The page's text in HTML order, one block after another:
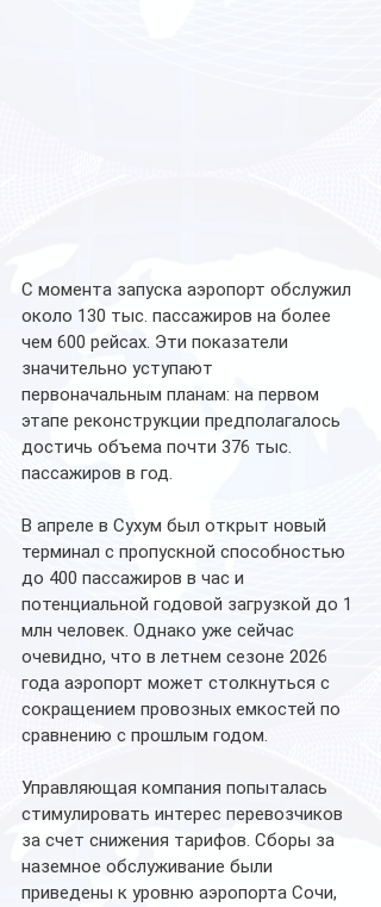
С момента запуска аэропорт обслужил
около 130 тыс. пассажиров на более
чем 600 рейсах. Эти показатели
значительно уступают
первоначальным планам: на первом
этапе реконструкции предполагалось
достичь объема почти 376 тыс.
пассажиров в год.
В апреле в Сухум был открыт новый
терминал с пропускной способностью
до 400 пассажиров в час и
потенциальной годовой загрузкой до 1
млн человек. Однако уже сейчас
очевидно, что в летнем сезоне 2026
года аэропорт может столкнуться с
сокращением провозных емкостей по
сравнению с прошлым годом.
Управляющая компания попыталась
стимулировать интерес перевозчиков
за счет снижения тарифов. Сборы за
наземное обслуживание были
приведены к уровню аэропорта Сочи,